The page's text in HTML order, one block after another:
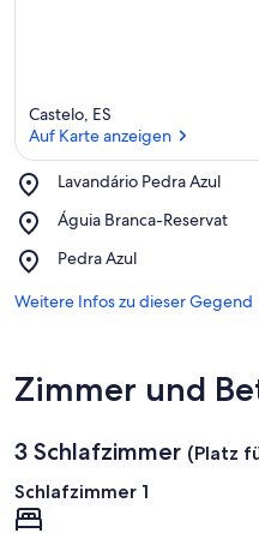
Castelo, ES
Auf Karte anzeigen
Lavandário Pedra Azul
Place,
Pedra
Águia Branca-Reservat
Place,
Branca-
Pedra Azul
Place,
Azul
Weitere Infos zu dieser Gegend
Zimmer und
3 Schlafzimmer (Platz
Schlafzimmer 1